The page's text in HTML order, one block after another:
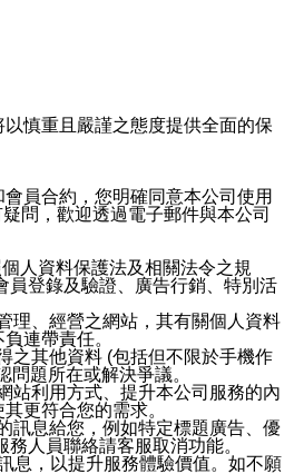
慎重且嚴謹之態度提供全面的保
員合約，您明確同意本公司使用
問，歡迎透過電子郵件與本公司
人資料保護法及相關法令之規
員登錄及驗證、廣告行銷、特別活
理、經營之網站，其有關個人資料
連帶責任。
之其他資料 (包括但不限於手機作
題所在或解決爭議。
站利用方式、提升本公司服務的內
更符合您的需求。
訊息給您，例如特定標題廣告、優
人員聯絡請客服取消功能。
息，以提升服務體驗價值。如不願